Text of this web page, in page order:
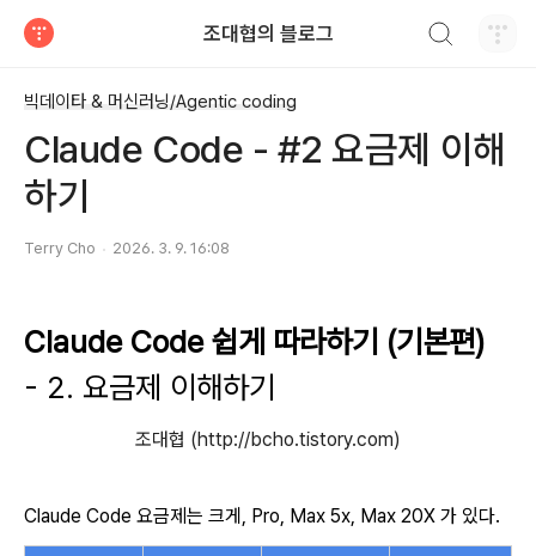
조대협의 블로그
빅데이타 & 머신러닝/Agentic coding
Claude Code - #2 요금제 이해
하기
Terry Cho 2026. 3. 9. 16:08
Claude Code 쉽게 따라하기 (기본편)
- 2. 요금제 이해하기
조대협 (http://bcho.tistory.com)
Claude Code 요금제는 크게, Pro, Max 5x, Max 20X 가 있다.